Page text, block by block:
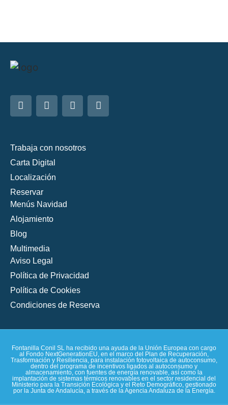
Trabaja con nosotros
Carta Digital
Localización
Reservar
Menús Navidad
Alojamiento
Blog
Multimedia
Aviso Legal
Política de Privacidad
Política de Cookies
Condiciones de Reserva
Fontanilla Conil SL ha recibido una ayuda de la Unión Europea con cargo
al Fondo NextGenerationEU, en el marco del Plan de Recuperación,
Trasformación y Resiliencia, para instalación fotovoltaica de autoconsumo,
dentro del programa de incentivos ligados al autoconsumo y
almacenamiento, con fuentes de energía renovable, así como la
implantación de sistemas térmicos renovables en el sector residencial del
Ministerio para la Transición Ecológica y el Reto Demográfico, gestionado
por la Junta de Andalucía, a través de la Agencia Andaluza de la Energía.